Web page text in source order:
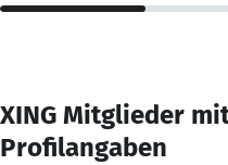
XING Mitglieder
Profilangaben